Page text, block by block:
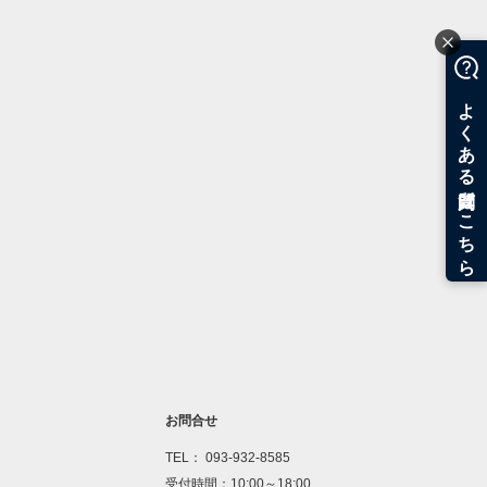
お問合せ
TEL： 093-932-8585
受付時間：10:00～18:00